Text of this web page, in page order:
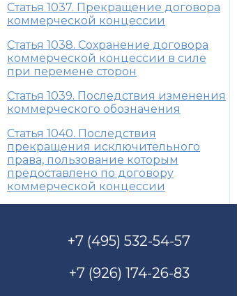
Статья 1037. Прекращение договора
коммерческой концессии
Статья 1038. Сохранение договора
коммерческой концессии в силе
при перемене сторон
Статья 1039. Последствия изменения
коммерческого обозначения
Статья 1040. Последствия
прекращения исключительного
права, пользование которым
предоставлено по договору
коммерческой концессии
+7 (495) 532-54-57
+7 (926) 174-26-83